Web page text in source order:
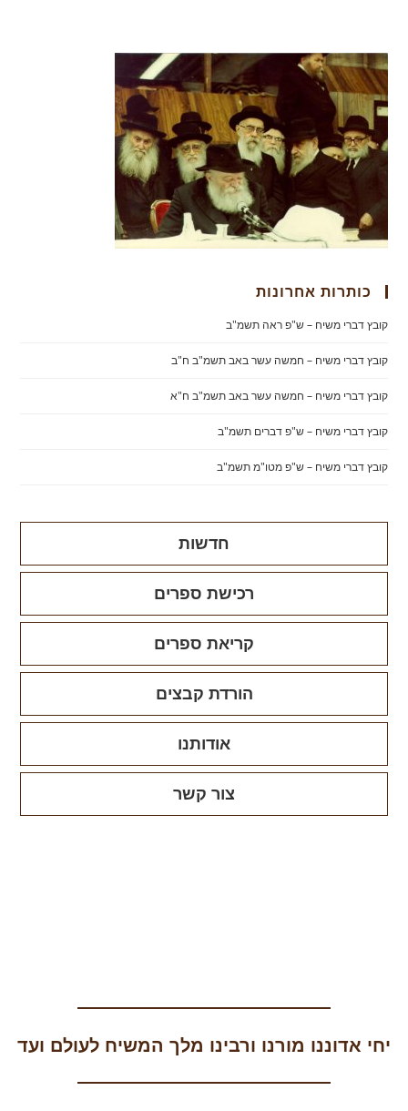
כותרות אחרונות
קובץ דברי משיח – ש"פ ראה תשמ"ב
קובץ דברי משיח – חמשה עשר באב תשמ"ב ח"ב
קובץ דברי משיח – חמשה עשר באב תשמ"ב ח"א
קובץ דברי משיח – ש"פ דברים תשמ"ב
קובץ דברי משיח – ש"פ מטו"מ תשמ"ב
חדשות
רכישת ספרים
קריאת ספרים
הורדת קבצים
אודותנו
צור קשר
יחי אדוננו מורנו ורבינו מלך המשיח לעולם ועד